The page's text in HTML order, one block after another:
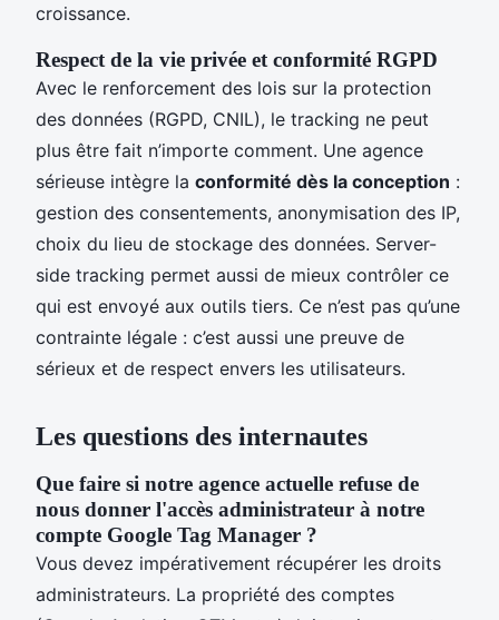
croissance.
Respect de la vie privée et conformité RGPD
Avec le renforcement des lois sur la protection
des données (RGPD, CNIL), le tracking ne peut
plus être fait n’importe comment. Une agence
sérieuse intègre la conformité dès la conception :
gestion des consentements, anonymisation des IP,
choix du lieu de stockage des données. Server-
side tracking permet aussi de mieux contrôler ce
qui est envoyé aux outils tiers. Ce n’est pas qu’une
contrainte légale : c’est aussi une preuve de
sérieux et de respect envers les utilisateurs.
Les questions des internautes
Que faire si notre agence actuelle refuse de
nous donner l'accès administrateur à notre
compte Google Tag Manager ?
Vous devez impérativement récupérer les droits
administrateurs. La propriété des comptes